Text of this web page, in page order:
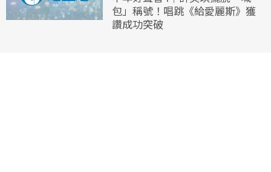
包」稱號！唱跳《給愛麗斯》獲
讚成功突破